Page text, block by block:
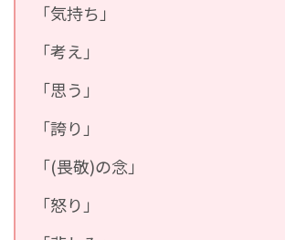
「気持ち」
「考え」
「思う」
「誇り」
「(畏敬)の念」
「怒り」